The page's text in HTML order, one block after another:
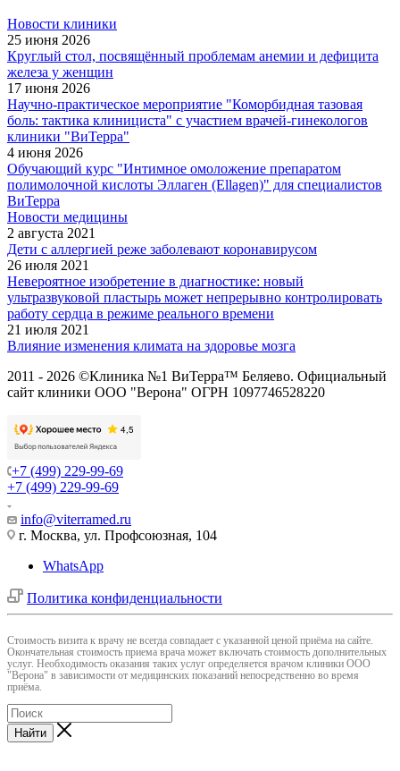
Новости клиники
25 июня 2026
Круглый стол, посвящённый проблемам анемии и дефицита
железа у женщин
17 июня 2026
Научно-практическое мероприятие "Коморбидная тазовая
боль: тактика клинициста" с участием врачей-гинекологов
клиники "ВиТерра"
4 июня 2026
Обучающий курс "Интимное омоложение препаратом
полимолочной кислоты Эллаген (Ellagen)" для специалистов
ВиТерра
Новости медицины
2 августа 2021
Дети с аллергией реже заболевают коронавирусом
26 июля 2021
Невероятное изобретение в диагностике: новый
ультразвуковой пластырь может непрерывно контролировать
работу сердца в режиме реального времени
21 июля 2021
Влияние изменения климата на здоровье мозга
2011 - 2026 ©Клиника №1 ВиТерра™ Беляево. Официальный
сайт клиники ООО "Верона" ОГРН 1097746528220
+7 (499) 229-99-69
+7 (499) 229-99-69
info@viterramed.ru
г. Москва, ул. Профсоюзная, 104
WhatsApp
Политика конфиденциальности
Cтоимость визита к врачу не всегда совпадает с указанной ценой приёма на сайте.
Окончательная стоимость приема врача может включать стоимость дополнительных
услуг. Необходимость оказания таких услуг определяется врачом клиники ООО
"Верона" в зависимости от медицинских показаний непосредственно во время
приёма.
Найти